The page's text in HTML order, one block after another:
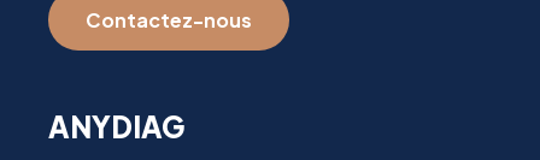
Contactez-nous
ANYDIAG